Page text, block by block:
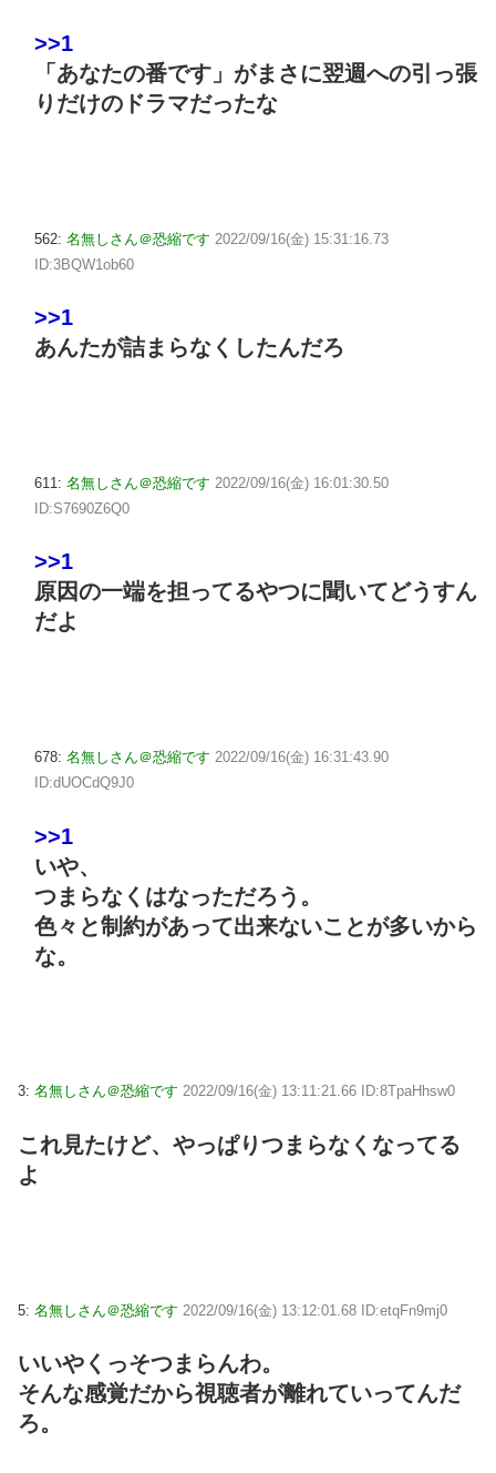
>>1
「あなたの番です」がまさに翌週への引っ張
りだけのドラマだったな
562: 名無しさん＠恐縮です 2022/09/16(金) 15:31:16.73
ID:3BQW1ob60
>>1
あんたが詰まらなくしたんだろ
611: 名無しさん＠恐縮です 2022/09/16(金) 16:01:30.50
ID:S7690Z6Q0
>>1
原因の一端を担ってるやつに聞いてどうすん
だよ
678: 名無しさん＠恐縮です 2022/09/16(金) 16:31:43.90
ID:dUOCdQ9J0
>>1
いや、
つまらなくはなっただろう。
色々と制約があって出来ないことが多いから
な。
3: 名無しさん＠恐縮です 2022/09/16(金) 13:11:21.66 ID:8TpaHhsw0
これ見たけど、やっぱりつまらなくなってる
よ
5: 名無しさん＠恐縮です 2022/09/16(金) 13:12:01.68 ID:etqFn9mj0
いいやくっそつまらんわ。
そんな感覚だから視聴者が離れていってんだ
ろ。